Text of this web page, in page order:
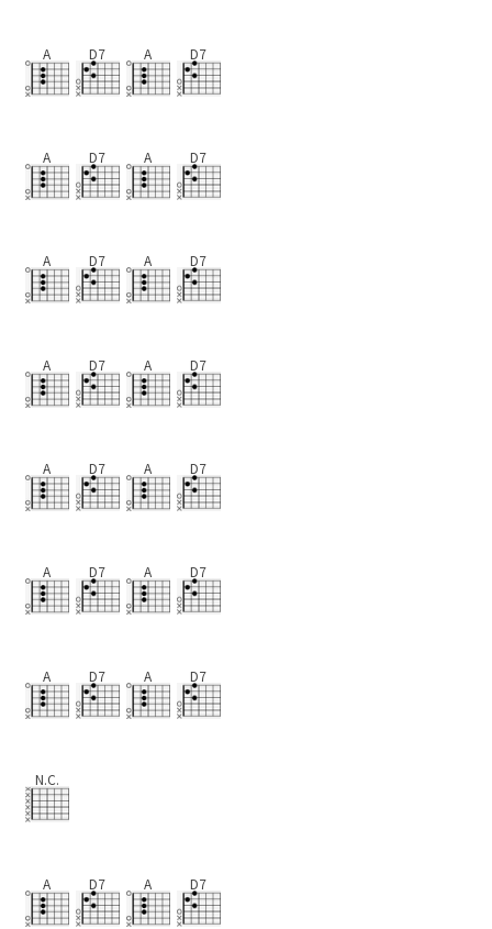
A D7 A D7
A D7 A D7
A D7 A D7
A D7 A D7
A D7 A D7
A D7 A D7
A D7 A D7
N.C.
A D7 A D7